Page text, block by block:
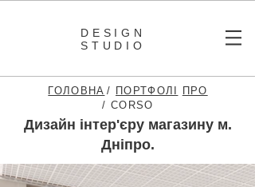
DESIGN
STUDIO
ГОЛОВНА / ПОРТФОЛІ
ПРО
/ CORSO
Дизайн інтер'єру магазину м.
Дніпро.